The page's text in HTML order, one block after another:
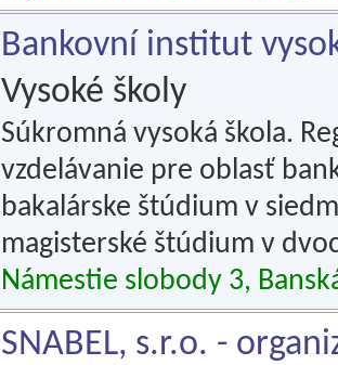
Bankovní institut
Vysoké školy
Súkromná vysoká škola.
vzdelávanie pre oblasť
bakalárske štúdium v
magisterské štúdium v
Námestie slobody 3,
SNABEL, s.r.o. -